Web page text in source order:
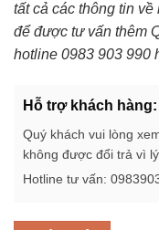
tất cả các thông tin
để được tư vấn thêm
hotline 0983 903 990
Hỗ trợ khách hàng:
Quý khách vui lòng
không được đổi trả vì
Hotline tư vấn: